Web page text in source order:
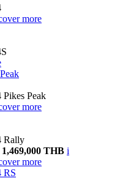
more
Peak
more
Rally
THB i
more
RS